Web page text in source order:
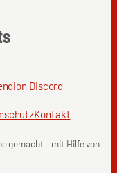
Discord
Kontakt
gemacht – mit Hilfe von